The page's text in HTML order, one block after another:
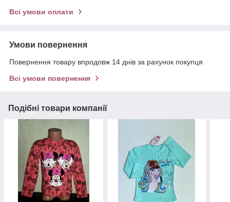
Всі умови оплати
Умови повернення
Повернення товару впродовж 14 днів за рахунок покупця
Всі умови повернення
Подібні товари компанії